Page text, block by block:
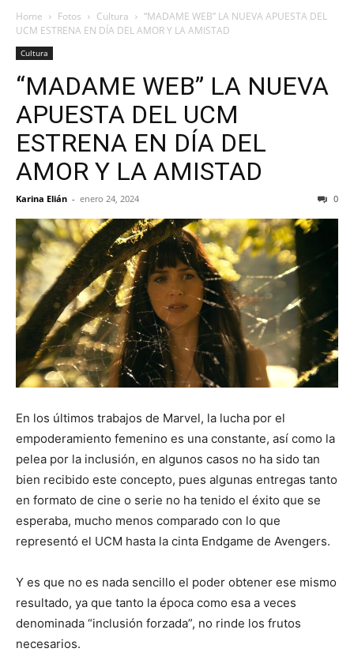
Home Fotos Cultura
“MADAME WEB” LA NUEVA APUESTA DEL
UCM ESTRENA EN DÍA DEL AMOR Y LA AMISTAD
Cultura
“MADAME WEB” LA NUEVA
APUESTA DEL UCM
ESTRENA EN DÍA DEL
AMOR Y LA AMISTAD
Karina Elián - enero 24, 2024 0
En los últimos trabajos de Marvel, la lucha por el
empoderamiento femenino es una constante, así como la
pelea por la inclusión, en algunos casos no ha sido tan
bien recibido este concepto, pues algunas entregas tanto
en formato de cine o serie no ha tenido el éxito que se
esperaba, mucho menos comparado con lo que
representó el UCM hasta la cinta Endgame de Avengers.
Y es que no es nada sencillo el poder obtener ese mismo
resultado, ya que tanto la época como esa a veces
denominada “inclusión forzada”, no rinde los frutos
necesarios.